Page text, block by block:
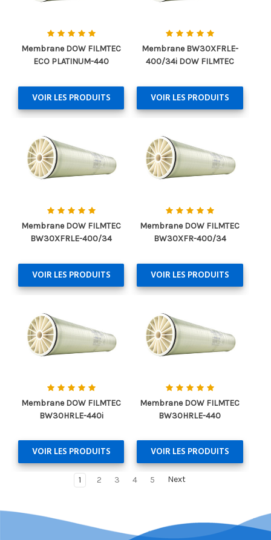
Membrane DOW FILMTEC
ECO PLATINUM-440
VOIR LES PRODUITS
Membrane BW30XFRLE-
400/34i DOW FILMTEC
VOIR LES PRODUITS
Membrane DOW FILMTEC
BW30XFRLE-400/34
VOIR LES PRODUITS
Membrane DOW FILMTEC
BW30XFR-400/34
VOIR LES PRODUITS
Membrane DOW FILMTEC
BW30HRLE-440i
VOIR LES PRODUITS
Membrane DOW FILMTEC
BW30HRLE-440
VOIR LES PRODUITS
1 2 3 4 5 Next